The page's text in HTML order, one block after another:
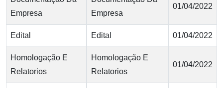
Empresa
Empresa
01/04/2022
Edital Edital 01/04/2022
Homologação E
Relatorios
Homologação E
Relatorios
01/04/2022